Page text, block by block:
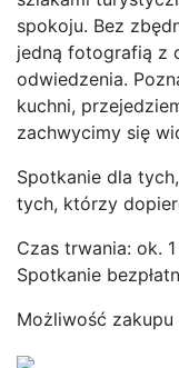
spokoju. Bez
jedną fotografią z
odwiedzenia.
kuchni,
zachwycimy się
Spotkanie dla
tych, którzy
Czas trwania: ok.
Spotkanie
Możliwość